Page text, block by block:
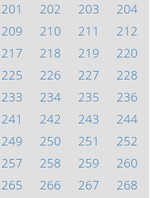
201 202 203
204
209 210 211
212
217 218 219
220
225 226 227
228
233 234 235
236
241 242 243
244
249 250 251
252
257 258 259
260
265 266 267
268